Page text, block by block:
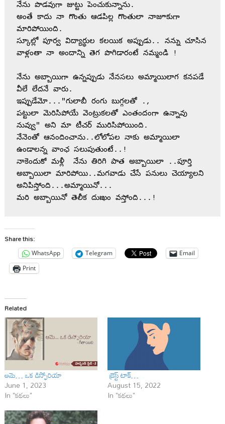
నేను పొడవుగా జుట్టు పెంచుకున్నాను.
అంతే కాదు నా గొంతు ఆడపిల్ల గొంతులా నాజూకుగా
మారిపోయింది.
స్కూల్లో పూర్వ విద్యార్థుల కలయిక అప్పుడు.. నన్ను చూసిన
వాళ్లంతా నా అందాన్ని తెగ పొగిడారంటే నమ్మండి !
నేను అబ్బాయిగా ఉన్నప్పుడు నేనసలు అమ్మాయిలాగ కనపడే
వీలే లేదనే వారు.
ఇప్పుడేమో..."గులాబీ రంగు బుగ్గలతో .,
పట్టులా మెరిసిపోయే వెంట్రుకలతో ఎంతందంగా ఉన్నావు
నువ్వు" అని మా టీచర్ మురిసిపోయింది.
నేనెంతో ఆనందించాను..లోలోపల నాకు అమ్మాయిలా
ఉండాలన్న వాంఛ సలుపుతుంటే..!
నాకెందుకో మళ్లీ  నేను తిరిగి పాత అబ్బాయిలా ..పూర్తి
అబ్బాయిలా మారిపోయి..మగవాడు చేసే పనులు చెయ్యాలని
అనిపిస్తోంది...అమ్మాయినో...
మరి అబ్బాయినో తెలీక దుఃఖం వస్తోంది...!
Share this:
WhatsApp Telegram
Email
Print
Related
ఆమె… ఒక డిస్ఫోరియా
June 1, 2023
In "కథలు"
బ్రెస్ట్ టాక్…
August 15, 2022
In "కథలు"